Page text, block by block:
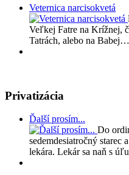
Veternica narcisokvetá
Veľkej Fatre na Krížnej,
Tatrách, alebo na Babej…
Privatizácia
Ďalší prosím...
Do
sedemdesiatročný starec
lekára. Lekár sa naň s